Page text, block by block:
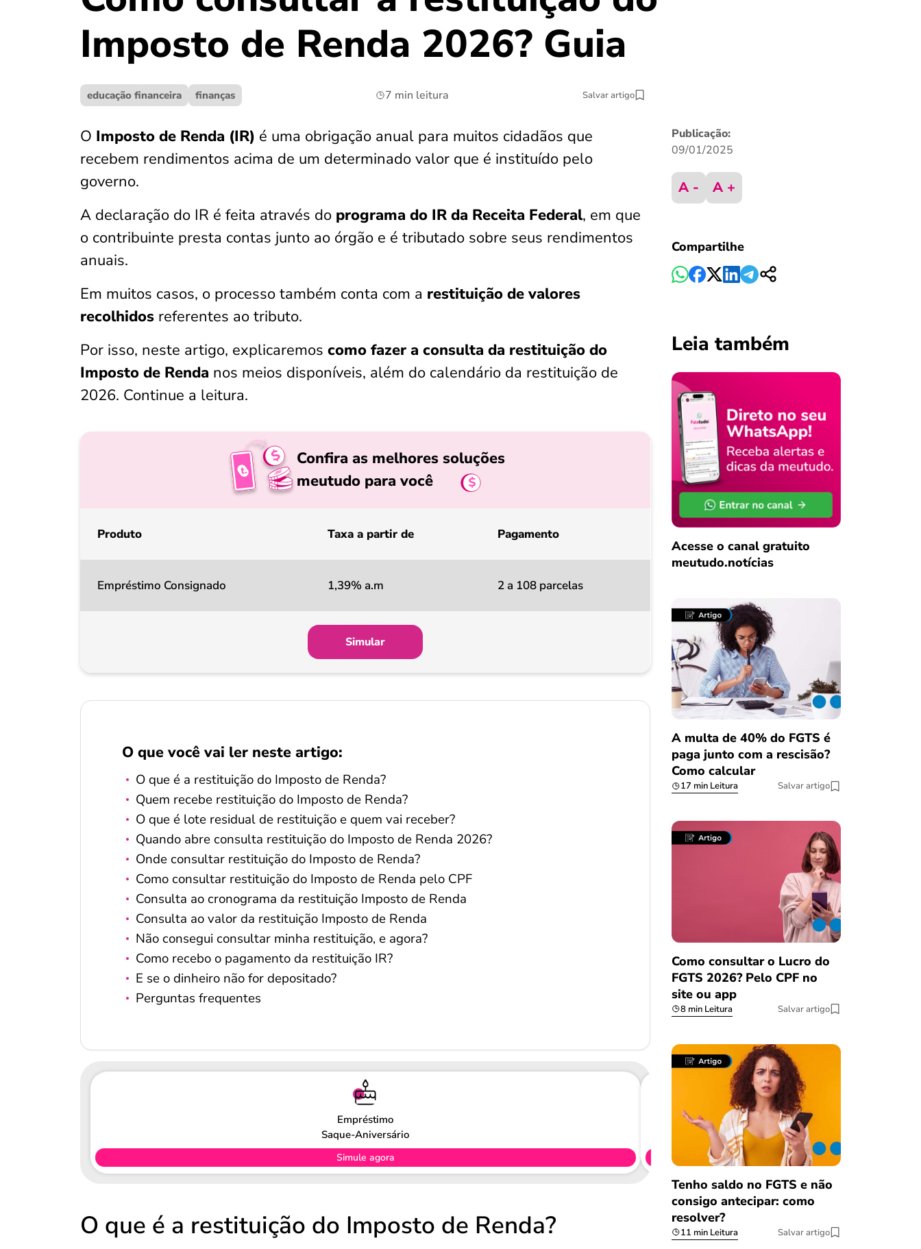
Imposto de Renda 2026? Guia
educação financeira finanças 7 min leitura Salvar artigo
O Imposto de Renda (IR) é uma obrigação anual para muitos cidadãos que
recebem rendimentos acima de um determinado valor que é instituído pelo
governo.
A declaração do IR é feita através do programa do IR da Receita Federal, em que
o contribuinte presta contas junto ao órgão e é tributado sobre seus rendimentos
anuais.
Em muitos casos, o processo também conta com a restituição de valores
recolhidos referentes ao tributo.
Por isso, neste artigo, explicaremos como fazer a consulta da restituição do
Imposto de Renda nos meios disponíveis, além do calendário da restituição de
2026. Continue a leitura.
Confira as melhores soluções
meutudo para você
Produto Taxa a partir de Pagamento
Empréstimo Consignado 1,39% a.m 2 a 108 parcelas
Simular
O que você vai ler neste artigo:
O que é a restituição do Imposto de Renda?
Quem recebe restituição do Imposto de Renda?
O que é lote residual de restituição e quem vai receber?
Quando abre consulta restituição do Imposto de Renda 2026?
Onde consultar restituição do Imposto de Renda?
Como consultar restituição do Imposto de Renda pelo CPF
Consulta ao cronograma da restituição Imposto de Renda
Consulta ao valor da restituição Imposto de Renda
Não consegui consultar minha restituição, e agora?
Como recebo o pagamento da restituição IR?
E se o dinheiro não for depositado?
Perguntas frequentes
Empréstimo
Saque-Aniversário
Simule agora
O que é a restituição do Imposto de Renda?
Publicação:
09/01/2025
A - A +
Compartilhe
Leia também
Acesse o canal gratuito
meutudo.notícias
A multa de 40% do FGTS é
paga junto com a rescisão?
Como calcular
17 min Leitura Salvar artigo
Como consultar o Lucro do
FGTS 2026? Pelo CPF no
site ou app
8 min Leitura Salvar artigo
Tenho saldo no FGTS e não
consigo antecipar: como
resolver?
11 min Leitura Salvar artigo